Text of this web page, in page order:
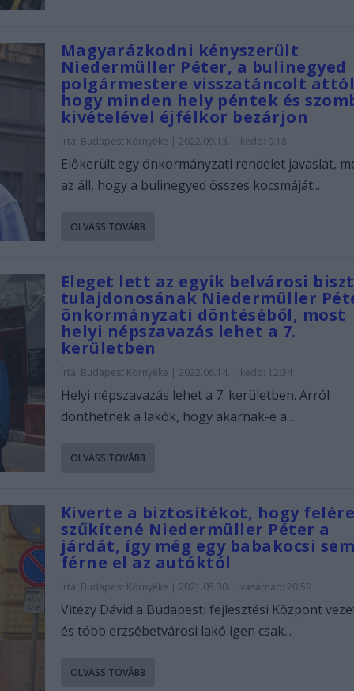
Magyarázkodni kényszerült
Niedermüller Péter, a bulinegyed
polgármestere visszatáncolt
hogy minden hely péntek és
kivételével éjfélkor bezárjon
Írta: Budapest Környéke | 2022.09.13. | kedd: 9:18
Előkerült egy önkormányzati rendelet javaslat,
az áll, hogy a bulinegyed összes kocsmáját...
OLVASS TOVÁBB
Eleget lett az egyik belvárosi
tulajdonosának Niedermüller
önkormányzati döntéséből, most
helyi népszavazás lehet a 7.
kerületben
Írta: Budapest Környéke | 2022.06.14. | kedd: 12:34
Helyi népszavazás lehet a 7. kerületben. Arról
dönthetnek a lakók, hogy akarnak-e a...
OLVASS TOVÁBB
Kiverte a biztosítékot, hogy felére
szűkítené Niedermüller Péter a
járdát, így még egy babakocsi sem
férne el az autóktól
Írta: Budapest Környéke | 2021.05.30. | vasárnap: 20:59
Vitézy Dávid a Budapesti fejlesztési Központ
és több erzsébetvárosi lakó igen csak...
OLVASS TOVÁBB